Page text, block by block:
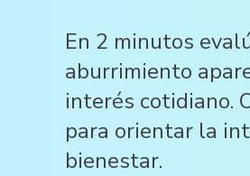
En 2 minutos
aburrimiento
interés cotidiano.
para orientar la
bienestar.